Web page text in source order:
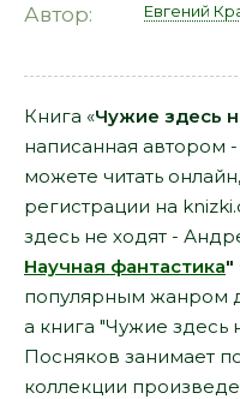
Автор: Евгений
Книга «Чужие здесь
написанная автором -
можете читать
регистрации на
здесь не ходят -
Научная фантастика"
популярным жанром
а книга "Чужие здесь
Посняков занимает
коллекции